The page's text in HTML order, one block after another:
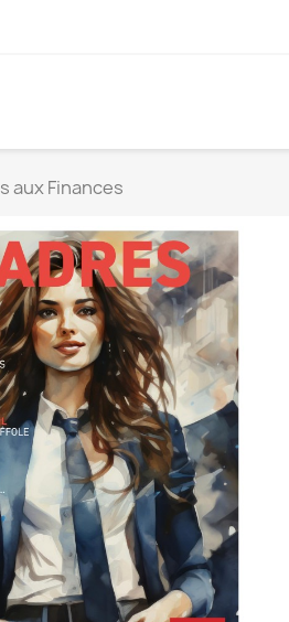
aux Finances